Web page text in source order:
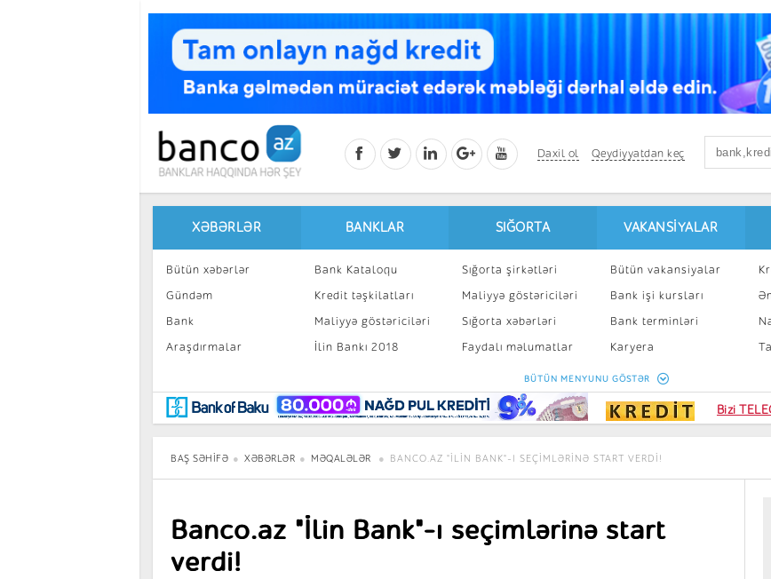
Daxil ol Qeydiyyatdan keç
XƏBƏRLƏR
Bütün xəbərlər
Gündəm
Bank
Araşdırmalar
Maraqlı
BancoTV
Müsahibə
BANKLAR
Bank Kataloqu
Kredit təşkilatları
Maliyyə göstəriciləri
İlin Bankı 2018
SIĞORTA
Sığorta şirkətləri
Maliyyə göstəriciləri
Sığorta xəbərləri
Faydalı məlumatlar
Sığorta kalkulyatoru
VAKANSIYALAR
Bütün vakansiyalar
Bank işi kursları
Bank terminləri
Karyera
Peşakar inkişaf
BÜTÜN MENYUNU GÖSTƏR
Bizi
BAŞ SƏHIFƏ XƏBƏRLƏR MƏQALƏLƏR BANCO.AZ "İLIN BANK"-I SEÇIMLƏRINƏ START VERDI!
Banco.az "İlin Bank"-ı seçimlərinə start
verdi!